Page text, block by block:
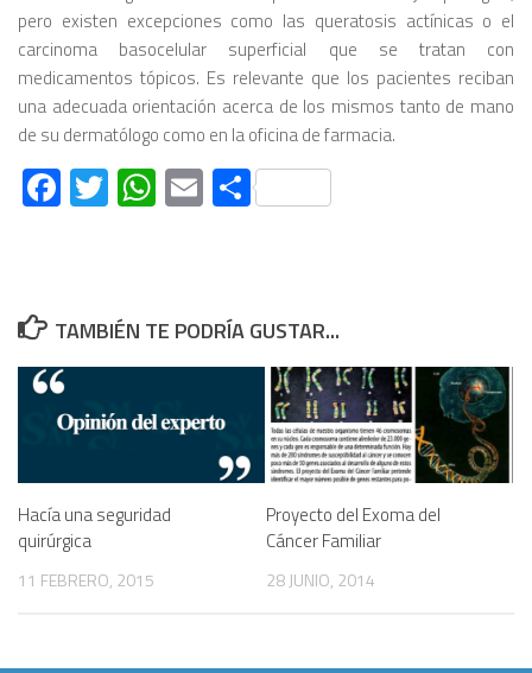
pero existen excepciones como las queratosis actínicas o el
carcinoma basocelular superficial que se tratan con
medicamentos tópicos. Es relevante que los pacientes reciban
una adecuada orientación acerca de los mismos tanto de mano
de su dermatólogo como en la oficina de farmacia.
Facebook
Twitter
WhatsApp
EmailCompartir
TAMBIÉN TE PODRÍA GUSTAR...
Hacía una seguridad
quirúrgica
11 FEBRERO, 2015
Proyecto del Exoma del
Cáncer Familiar
28 JUNIO, 2014